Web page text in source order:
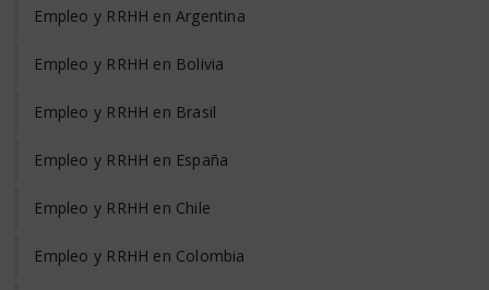
Empleo y RRHH en Argentina
Empleo y RRHH en Bolivia
Empleo y RRHH en Brasil
Empleo y RRHH en España
Empleo y RRHH en Chile
Empleo y RRHH en Colombia